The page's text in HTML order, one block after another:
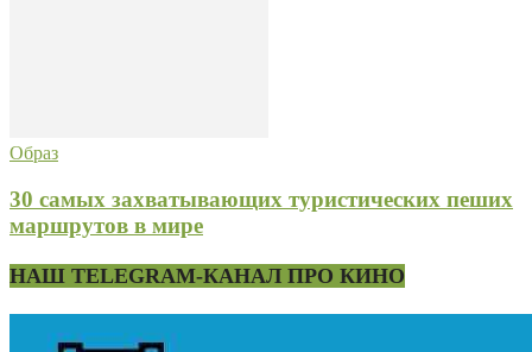
Образ
30 самых захватывающих туристических пеших
маршрутов в мире
НАШ TELEGRAM-КАНАЛ ПРО КИНО